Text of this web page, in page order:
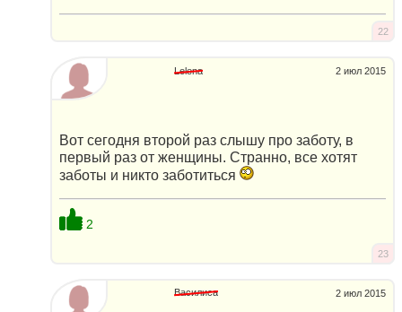
22
2 июл 2015
Lelena
Вот сегодня второй раз слышу про заботу, в
первый раз от женщины. Странно, все хотят
заботы и никто заботиться
2
23
2 июл 2015
Василиса